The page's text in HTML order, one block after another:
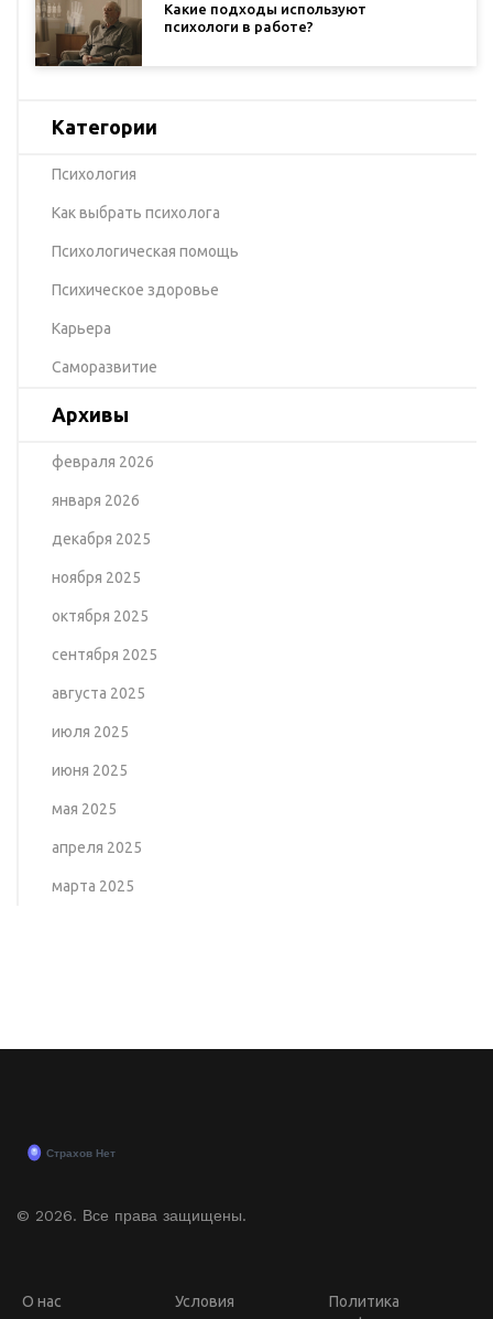
Какие подходы используют
психологи в работе?
Категории
Психология
Как выбрать психолога
Психологическая помощь
Психическое здоровье
Карьера
Саморазвитие
Архивы
февраля 2026
января 2026
декабря 2025
ноября 2025
октября 2025
сентября 2025
августа 2025
июля 2025
июня 2025
мая 2025
апреля 2025
марта 2025
© 2026. Все права защищены.
О нас
Условия
Политика